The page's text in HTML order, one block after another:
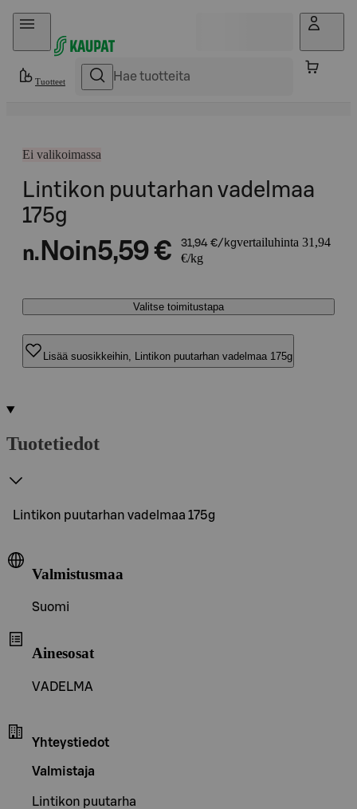
Hyppää sisältöön
Tuotteet
Ei valikoimassa
Lintikon puutarhan vadelmaa
175g
n. Noin5,59 € 31,94 €/kgvertailuhinta 31,94
€/kg
Valitse toimitustapa
Lisää suosikkeihin, Lintikon puutarhan vadelmaa 175g
Tuotetiedot
Lintikon puutarhan vadelmaa 175g
Valmistusmaa
Suomi
Ainesosat
VADELMA
Yhteystiedot
Valmistaja
Lintikon puutarha